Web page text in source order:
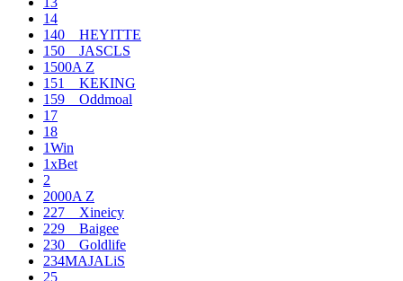
14
140__HEYITTE
150__JASCLS
1500A Z
151__KEKING
159__Oddmoal
17
18
1Win
1xBet
2
2000A Z
227__Xineicy
229__Baigee
230__Goldlife
234MAJALiS
25